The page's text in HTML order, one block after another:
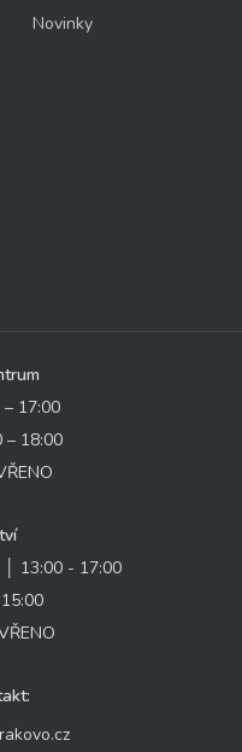
Novinky
– 17:00
– 18:00
│ 13:00 - 17:00